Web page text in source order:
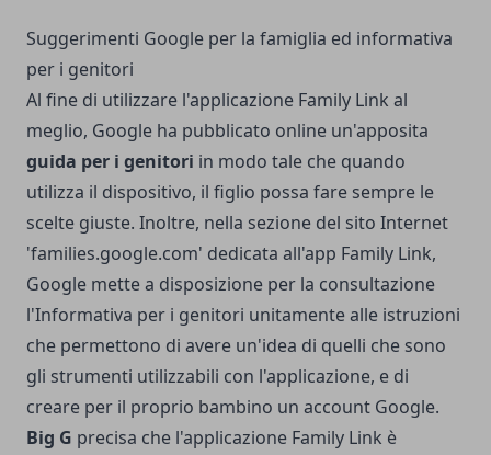
Suggerimenti Google per la famiglia ed informativa
per i genitori
Al fine di utilizzare l'applicazione Family Link al
meglio, Google ha pubblicato online un'apposita
guida per i genitori in modo tale che quando
utilizza il dispositivo, il figlio possa fare sempre le
scelte giuste. Inoltre, nella sezione del sito Internet
'families.google.com' dedicata all'app Family Link,
Google mette a disposizione per la consultazione
l'Informativa per i genitori unitamente alle istruzioni
che permettono di avere un'idea di quelli che sono
gli strumenti utilizzabili con l'applicazione, e di
creare per il proprio bambino un account Google.
Big G precisa che l'applicazione Family Link è